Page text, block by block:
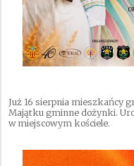
Już 16 sierpnia mieszkańcy
Majątku gminne dożynki.
w miejscowym kościele.